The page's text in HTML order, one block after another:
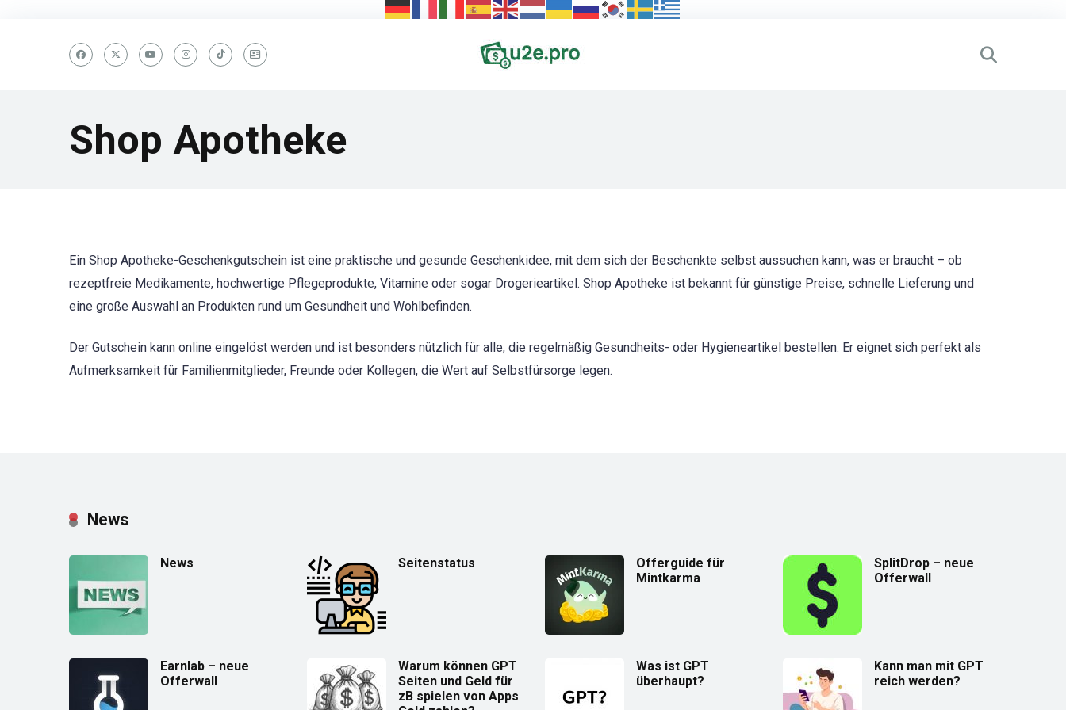
Shop Apotheke
Ein Shop Apotheke-Geschenkgutschein ist eine praktische und gesunde Geschenkidee, mit dem sich der Beschenkte selbst aussuchen kann, was er braucht – ob
rezeptfreie Medikamente, hochwertige Pflegeprodukte, Vitamine oder sogar Drogerieartikel. Shop Apotheke ist bekannt für günstige Preise, schnelle Lieferung und
eine große Auswahl an Produkten rund um Gesundheit und Wohlbefinden.
Der Gutschein kann online eingelöst werden und ist besonders nützlich für alle, die regelmäßig Gesundheits- oder Hygieneartikel bestellen. Er eignet sich perfekt als
Aufmerksamkeit für Familienmitglieder, Freunde oder Kollegen, die Wert auf Selbstfürsorge legen.
News
News Seitenstatus
Offerguide für
Mintkarma
SplitDrop – neue
Offerwall
Earnlab – neue
Offerwall
Warum können GPT
Seiten und Geld für
zB spielen von Apps
Was ist GPT
überhaupt?
Kann man mit GPT
reich werden?